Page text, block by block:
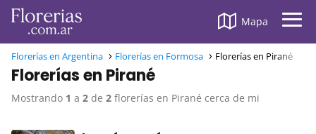
Mapa
Florerías en Argentina Florerías en Formosa Florerías en Pirané
Florerías en Pirané
Mostrando 1 a 2 de 2 florerías en Pirané cerca de mi